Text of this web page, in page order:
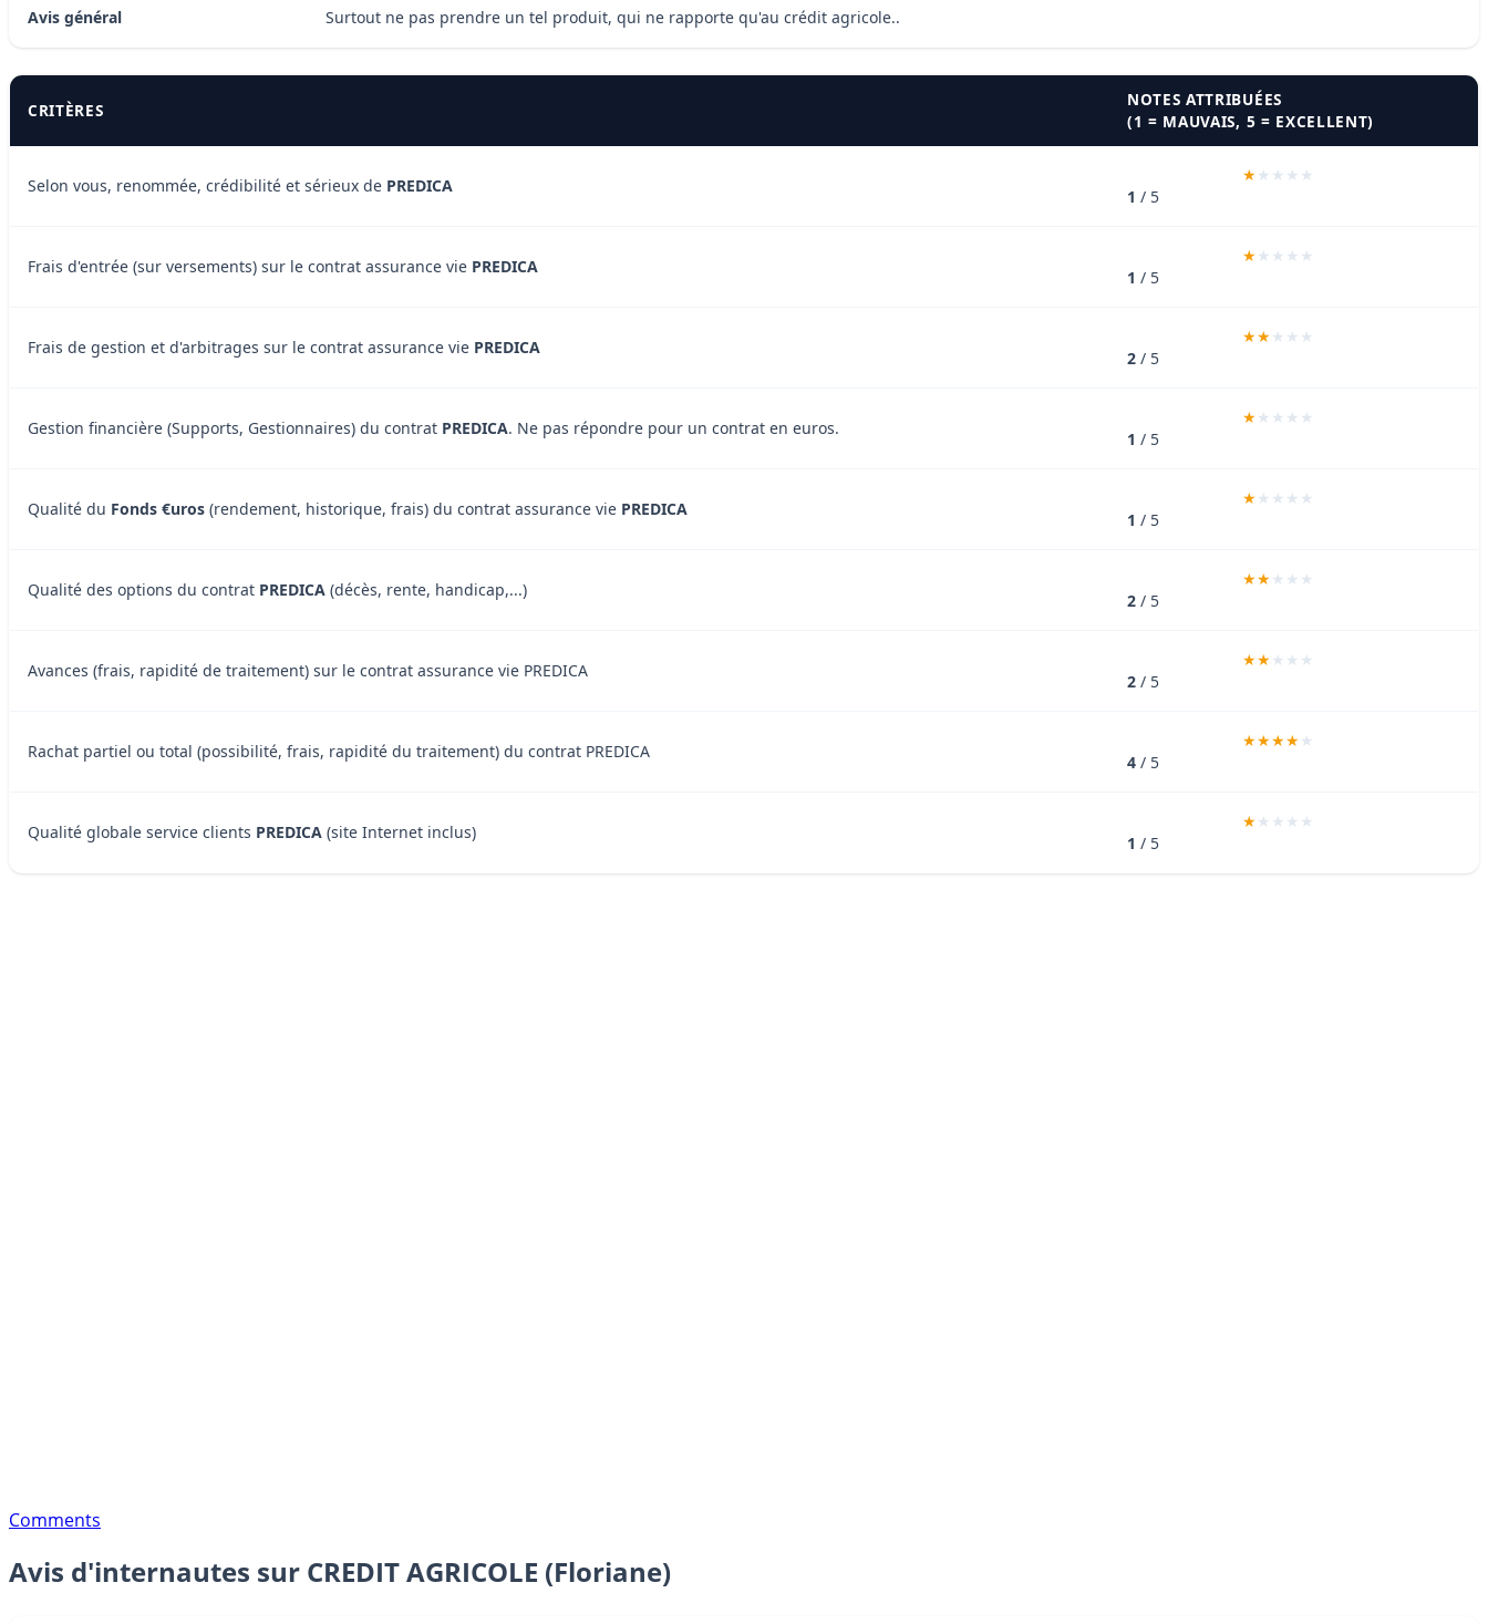
Avis général Surtout ne pas prendre un tel produit, qui ne rapporte qu'au crédit agricole..
CRITÈRES
NOTES ATTRIBUÉES
(1 = MAUVAIS, 5 = EXCELLENT)
Selon vous, renommée, crédibilité et sérieux de PREDICA
1 / 5
Frais d'entrée (sur versements) sur le contrat assurance vie PREDICA
1 / 5
Frais de gestion et d'arbitrages sur le contrat assurance vie PREDICA
2 / 5
Gestion financière (Supports, Gestionnaires) du contrat PREDICA. Ne pas répondre pour un contrat en euros.
1 / 5
Qualité du Fonds €uros (rendement, historique, frais) du contrat assurance vie PREDICA
1 / 5
Qualité des options du contrat PREDICA (décès, rente, handicap,...)
2 / 5
Avances (frais, rapidité de traitement) sur le contrat assurance vie PREDICA
2 / 5
Rachat partiel ou total (possibilité, frais, rapidité du traitement) du contrat PREDICA
4 / 5
Qualité globale service clients PREDICA (site Internet inclus)
1 / 5
Comments
Avis d'internautes sur CREDIT AGRICOLE (Floriane)